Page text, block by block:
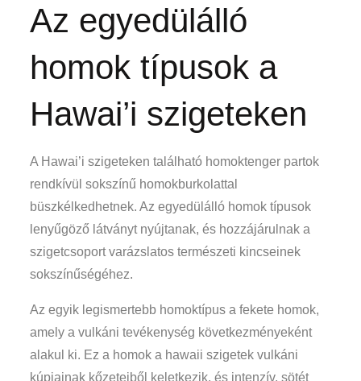
Az egyedülálló
homok típusok a
Hawai’i szigeteken
A Hawai’i szigeteken található homoktenger partok
rendkívül sokszínű homokburkolattal
büszkélkedhetnek. Az egyedülálló homok típusok
lenyűgöző látványt nyújtanak, és hozzájárulnak a
szigetcsoport varázslatos természeti kincseinek
sokszínűségéhez.
Az egyik legismertebb homoktípus a fekete homok,
amely a vulkáni tevékenység következményeként
alakul ki. Ez a homok a hawaii szigetek vulkáni
kúpjainak kőzeteiből keletkezik, és intenzív, sötét